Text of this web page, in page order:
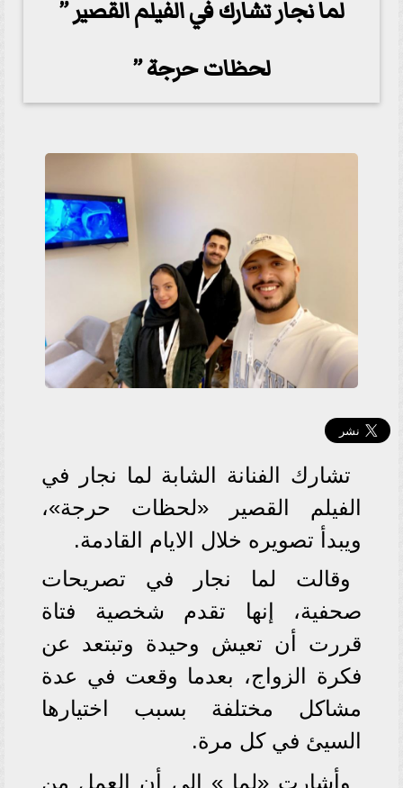
لما نجار تشارك في الفيلم القصير ”
لحظات حرجة ”
تشارك الفنانة الشابة لما نجار في
الفيلم القصير «لحظات حرجة»،
ويبدأ تصويره خلال الايام القادمة.
وقالت لما نجار في تصريحات
صحفية، إنها تقدم شخصية فتاة
قررت أن تعيش وحيدة وتبتعد عن
فكرة الزواج، بعدما وقعت في عدة
مشاكل مختلفة بسبب اختيارها
السيئ في كل مرة.
وأشارت «لما » إلى أن العمل من